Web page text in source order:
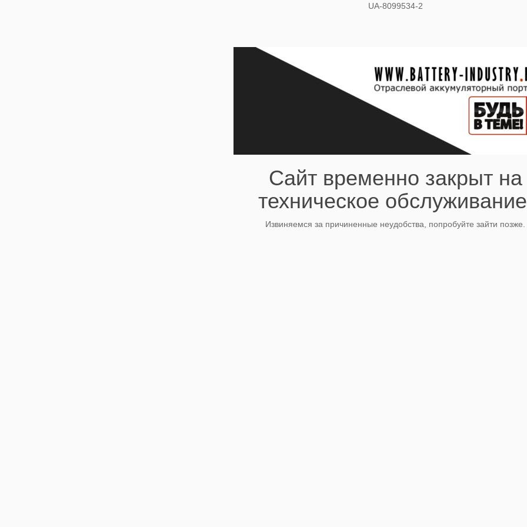
UA-8099534-2
Сайт временно закрыт на
техническое
Извиняемся за причиненные неудобства, попробуйте зайти позже.